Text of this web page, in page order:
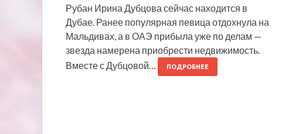
Рубан Ирина Дубцова сейчас находится в
Дубае. Ранее популярная певица отдохнула на
Мальдивах, а в ОАЭ прибыла уже по делам —
звезда намерена приобрести недвижимость.
Вместе с Дубцовой…
ПОДРОБНЕЕ